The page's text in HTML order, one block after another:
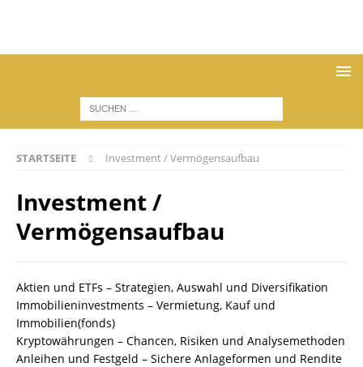
STARTSEITE Investment / Vermögensaufbau
Investment /
Vermögensaufbau
Aktien und ETFs – Strategien, Auswahl und Diversifikation
Immobilieninvestments – Vermietung, Kauf und
Immobilien(fonds)
Kryptowährungen – Chancen, Risiken und Analysemethoden
Anleihen und Festgeld – Sichere Anlageformen und Rendite